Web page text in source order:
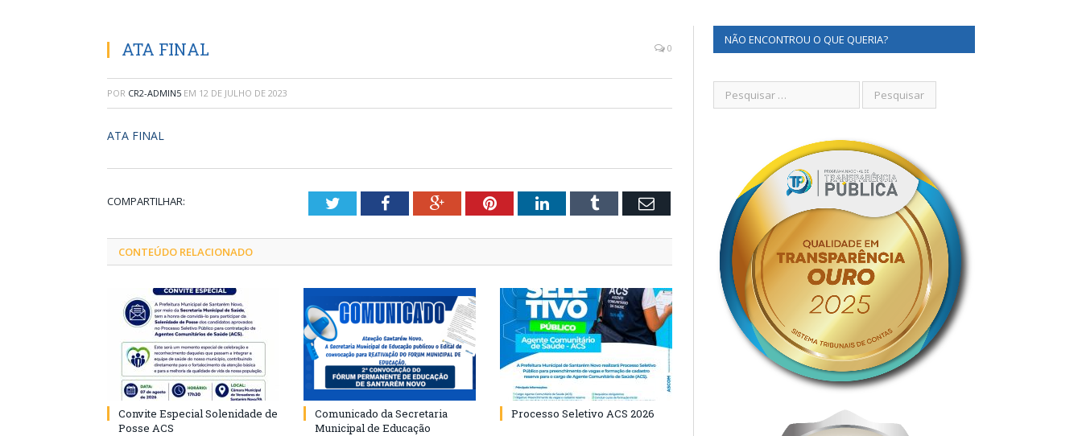
ATA FINAL 0
POR CR2-ADMIN5 EM 12 DE JULHO DE 2023
ATA FINAL
COMPARTILHAR: TwitterFacebookGoogle+PinterestLinkedInTumblr Email
CONTEÚDO RELACIONADO
Convite Especial Solenidade de
Posse ACS
Comunicado da Secretaria
Municipal de Educação
Processo Seletivo ACS 2026
NÃO ENCONTROU O QUE QUERIA?